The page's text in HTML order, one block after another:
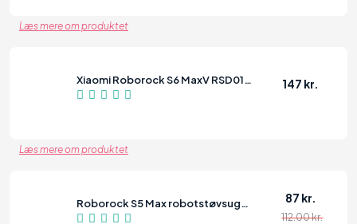
Læs mere om produktet
Xiaomi Roborock S6 MaxV RSD0177CE 147 kr.
Læs mere om produktet
Roborock S5 Max robotstøvsuger, sort 87 kr.
112.00 kr.